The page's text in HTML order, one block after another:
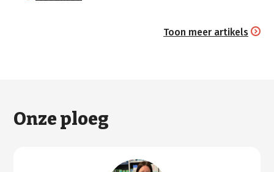
Toon meer artikels
Onze ploeg